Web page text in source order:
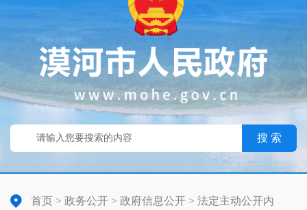
搜 索
首页 > 政务公开 > 政府信息公开 > 法定主动公开内